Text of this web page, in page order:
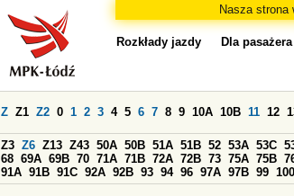
Nasza
Rozkłady jazdy Dla pasażera
Z Z1 Z2 0 1 2 3 4 5 6 7 8 9 10A 10B 11 12
Z3 Z6 Z13 Z43 50A 50B 51A 51B 52 53A 53C
68 69A 69B 70 71A 71B 72A 72B 73 75A 75B
91A 91B 91C 92A 92B 93 94 96 97A 97B 99 100